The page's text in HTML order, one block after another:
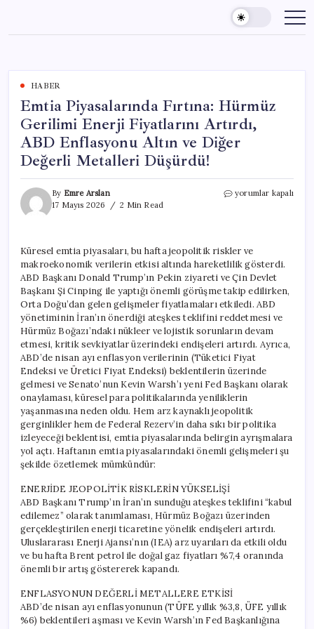
content
HABER
Emtia Piyasalarında Fırtına: Hürmüz
Gerilimi Enerji Fiyatlarını Artırdı,
ABD Enflasyonu Altın ve Diğer
Değerli Metalleri Düşürdü!
By Emre Arslan
17 Mayıs 2026
2 Min Read
Emtia
Enerji
Fiyatlarını
Artırdı,
ABD
Enflasyonu
Altın
ve
Diğer
Değerli
Metalleri
Düşürdü!
için
yorumlar kapalı
Küresel emtia piyasaları, bu hafta jeopolitik riskler ve
makroekonomik verilerin etkisi altında hareketlilik gösterdi.
ABD Başkanı Donald Trump’ın Pekin ziyareti ve Çin Devlet
Başkanı Şi Cinping ile yaptığı önemli görüşme takip edilirken,
Orta Doğu’dan gelen gelişmeler fiyatlamaları etkiledi. ABD
yönetiminin İran’ın önerdiği ateşkes teklifini reddetmesi ve
Hürmüz Boğazı’ndaki nükleer ve lojistik sorunların devam
etmesi, kritik sevkiyatlar üzerindeki endişeleri artırdı. Ayrıca,
ABD’de nisan ayı enflasyon verilerinin (Tüketici Fiyat
Endeksi ve Üretici Fiyat Endeksi) beklentilerin üzerinde
gelmesi ve Senato’nun Kevin Warsh’ı yeni Fed Başkanı olarak
onaylaması, küresel para politikalarında yeniliklerin
yaşanmasına neden oldu. Hem arz kaynaklı jeopolitik
gerginlikler hem de Federal Rezerv’in daha sıkı bir politika
izleyeceği beklentisi, emtia piyasalarında belirgin ayrışmalara
yol açtı. Haftanın emtia piyasalarındaki önemli gelişmeleri şu
şekilde özetlemek mümkündür:
ENERJİDE JEOPOLİTİK RİSKLERİN YÜKSELİŞİ
ABD Başkanı Trump’ın İran’ın sunduğu ateşkes teklifini “kabul
edilemez” olarak tanımlaması, Hürmüz Boğazı üzerinden
gerçekleştirilen enerji ticaretine yönelik endişeleri artırdı.
Uluslararası Enerji Ajansı’nın (IEA) arz uyarıları da etkili oldu
ve bu hafta Brent petrol ile doğal gaz fiyatları %7,4 oranında
önemli bir artış göstererek kapandı.
ENFLASYONUN DEĞERLİ METALLERE ETKİSİ
ABD’de nisan ayı enflasyonunun (TÜFE yıllık %3,8, ÜFE yıllık
%6) beklentileri aşması ve Kevin Warsh’ın Fed Başkanlığına